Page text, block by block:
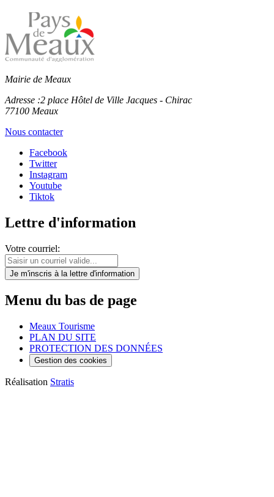
Mairie de Meaux
Adresse :2 place Hôtel de Ville Jacques - Chirac
77100 Meaux
Nous contacter
Facebook
Twitter
Instagram
Youtube
Tiktok
Lettre d'information
Votre courriel:
Je m'inscris à la lettre d'information
Menu du bas de page
Meaux Tourisme
PLAN DU SITE
PROTECTION DES DONNÉES
Gestion des cookies
Réalisation Stratis